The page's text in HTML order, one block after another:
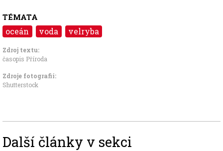
TÉMATA
oceán voda velryba
Zdroj textu:
časopis Příroda
Zdroje fotografii:
Shutterstock
Další články v sekci